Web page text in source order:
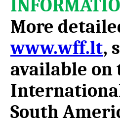
More
www.wff.lt,
available on
South